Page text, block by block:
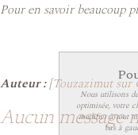
Pour en savoir beaucoup
Nous utilisons
optimisée, votre
modifier à tout
bas à
Auteur :[Touzazimut sur
Aucun message